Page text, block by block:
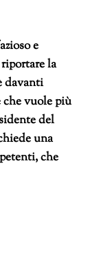
e
la
davanti
che vuole più
del
una
che